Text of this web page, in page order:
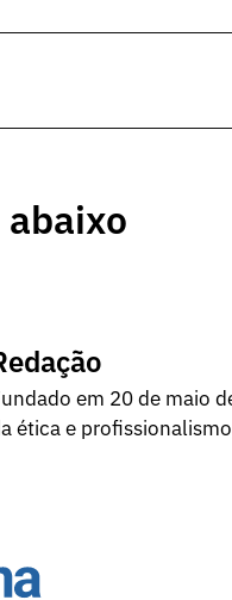
em 20 de maio
ética e